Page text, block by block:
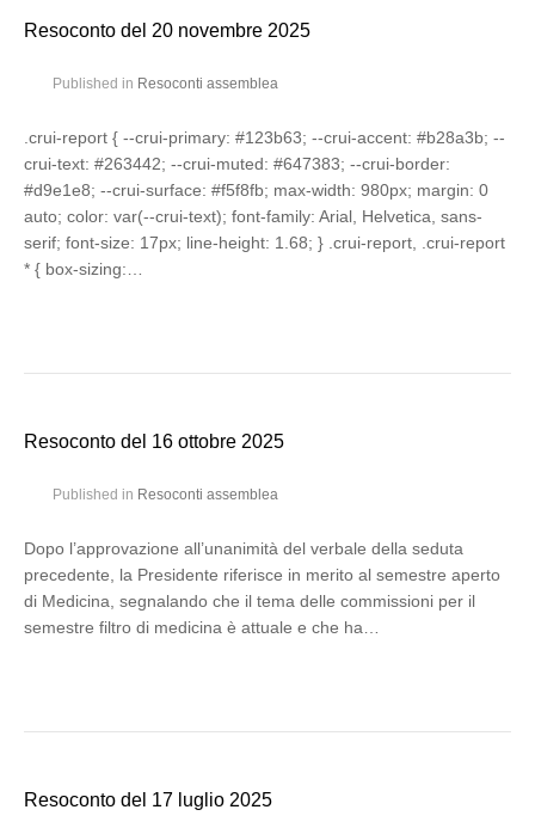
Resoconto del 20 novembre 2025
Published in Resoconti assemblea
.crui-report { --crui-primary: #123b63; --crui-accent: #b28a3b; --
crui-text: #263442; --crui-muted: #647383; --crui-border:
#d9e1e8; --crui-surface: #f5f8fb; max-width: 980px; margin: 0
auto; color: var(--crui-text); font-family: Arial, Helvetica, sans-
serif; font-size: 17px; line-height: 1.68; } .crui-report, .crui-report
* { box-sizing:…
Resoconto del 16 ottobre 2025
Published in Resoconti assemblea
Dopo l’approvazione all’unanimità del verbale della seduta
precedente, la Presidente riferisce in merito al semestre aperto
di Medicina, segnalando che il tema delle commissioni per il
semestre filtro di medicina è attuale e che ha…
Resoconto del 17 luglio 2025